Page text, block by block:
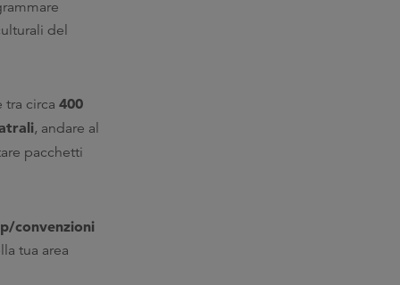
del
tra circa 400
, andare al
pacchetti
convenzioni
tua area